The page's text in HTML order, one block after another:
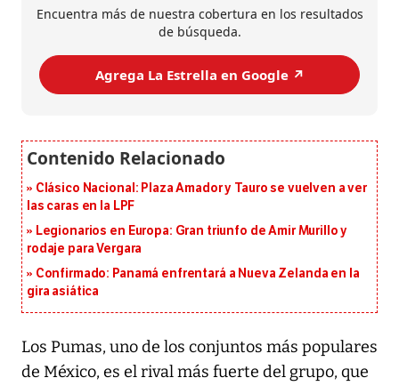
Encuentra más de nuestra cobertura en los resultados
de búsqueda.
Agrega La Estrella en Google ↗️
Clásico Nacional: Plaza Amador y Tauro se vuelven a ver
las caras en la LPF
Legionarios en Europa: Gran triunfo de Amir Murillo y
rodaje para Vergara
Confirmado: Panamá enfrentará a Nueva Zelanda en la
gira asiática
Los Pumas, uno de los conjuntos más populares
de México, es el rival más fuerte del grupo, que